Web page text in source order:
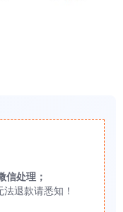
信处理；
退款请悉知！